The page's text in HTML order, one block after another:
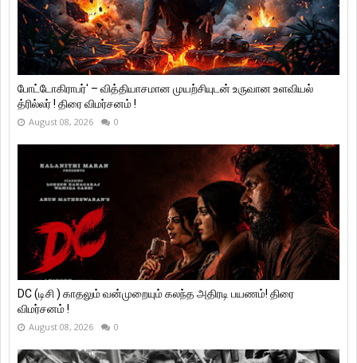
போட்டோகிராபர்' – வித்தியாசமான முயற்சியுடன் உருவான உளவியல்
த்ரில்லர் ! திரை விமர்சனம் !
August 08, 2026 0
DC (டிசி ) காதலும் வன்முறையும் கலந்த அதிரடி பயணம்! திரை
விமர்சனம் !
August 08, 2026 0